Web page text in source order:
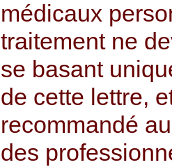
médicaux
traitement ne
se basant
de cette lettre,
recommandé
des